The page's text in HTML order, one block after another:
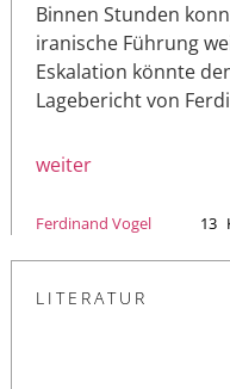
Binnen Stunden
iranische Führung
Eskalation könnte
Lagebericht von
weiter
Ferdinand Vogel 13
LITERATUR